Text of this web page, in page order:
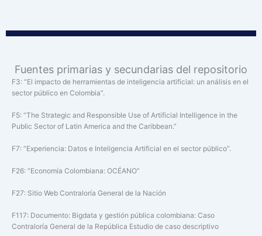
Fuentes primarias y secundarias del repositorio
F3: “El impacto de herramientas de inteligencia artificial: un análisis en el
sector público en Colombia”.
F5: “The Strategic and Responsible Use of Artificial Intelligence in the
Public Sector of Latin America and the Caribbean.”
F7: “Experiencia: Datos e Inteligencia Artificial en el sector público”.
F26: “Economía Colombiana: OCÉANO”
F27: Sitio Web Contraloría General de la Nación
F117: Documento: Bigdata y gestión pública colombiana: Caso
Contraloría General de la República Estudio de caso descriptivo